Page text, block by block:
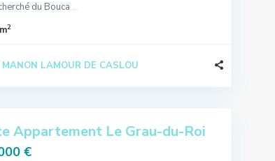
du Bouca ...
2
MANON LAMOUR DE CASLOU
Appartement Le Grau-du-Roi
€